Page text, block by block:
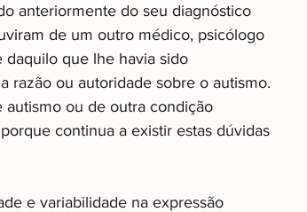
anteriormente do seu diagnóstico
de um outro médico, psicólogo
que lhe havia sido
razão ou autoridade sobre o autismo.
autismo ou de outra condição
continua a existir estas dúvidas
e variabilidade na expressão